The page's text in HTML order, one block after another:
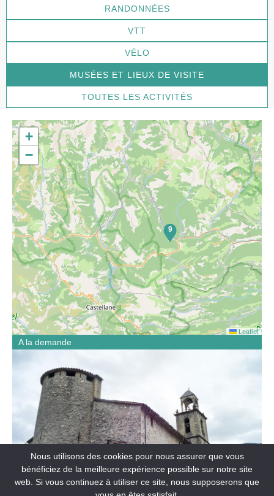
RANDONNÉES
VTT
VÉLO
MUSÉES ET LIEUX DE VISITE
TOUTES LES ACTIVITÉS
d’une visite flash guidée pour les groupes. En un temps
court, l’église et la chapelle des Pénitents révèlent leur
architecture, leurs œuvres et les traditions locales.
FÊTES ET MANIFESTATIONS
A la demande
9
+
−
Leaflet
Nous utilisons des cookies pour nous assurer que vous
bénéficiez de la meilleure expérience possible sur notre site
web. Si vous continuez à utiliser ce site, nous supposerons que